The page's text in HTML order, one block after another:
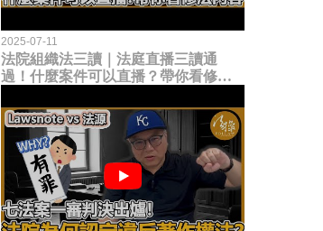
2025-07-11
法院組織法三讀｜法庭直播三讀通
過！什麼案件可以直播？帶你看修法